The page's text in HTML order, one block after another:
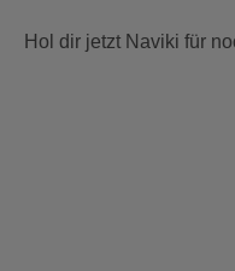
Hol dir jetzt Naviki für